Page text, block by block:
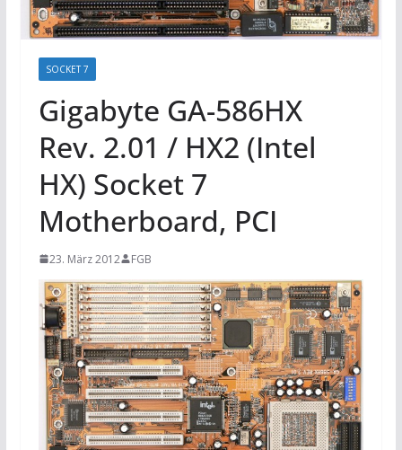
SOCKET 7
Gigabyte GA-586HX
Rev. 2.01 / HX2 (Intel
HX) Socket 7
Motherboard, PCI
23. März 2012 FGB